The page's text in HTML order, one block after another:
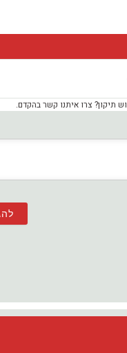
תיקון? צרו איתנו קשר בהקדם.